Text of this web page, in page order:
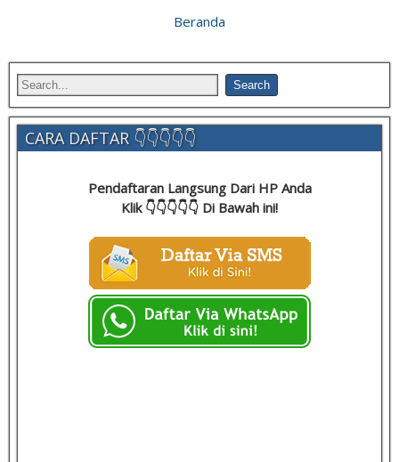
Beranda
CARA DAFTAR 👇👇👇👇👇
Pendaftaran Langsung Dari HP Anda
Klik 👇👇👇👇👇 Di Bawah ini!